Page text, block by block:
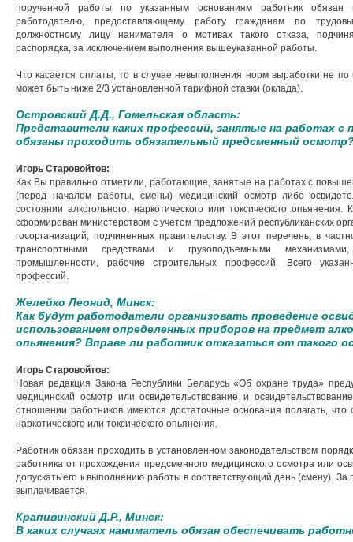
порученной работы по указанным основаниям работник обязан
работодателю, предоставляющему работу гражданам по
должностному лицу нанимателя о мотивах такого отказа,
распорядка, за исключением выполнения вышеуказанной работы.
Что касается оплаты, то в случае невыполнения норм выработки не
может быть ниже 2/3 установленной тарифной ставки (оклада).
Островский Д.Д., Гомельская область:
Представители каких профессий, занятые на работах
обязаны проходить обязательный предсменный
Игорь Старовойтов:
Как Вы правильно отметили, работающие, занятые на работах с
(перед началом работы, смены) медицинский осмотр либо
состоянии алкогольного, наркотического или токсического
сформирован министерством с учетом предложений республиканских
госорганизаций, подчиненных правительству. В этот перечень, в
транспортными средствами и грузоподъемными
промышленности, рабочие строительных профессий. Всего
профессий.
Желейко Леонид, Минск:
Как будут работодатели организовать проведение
использованием определенных приборов на предмет
опьянения? Вправе ли работник отказаться от такого
Игорь Старовойтов:
Новая редакция Закона Республики Беларусь «Об охране труда»
медицинский осмотр или освидетельствование и
отношении работников имеются достаточные основания полагать, что
наркотического или токсического опьянения.
Работник обязан проходить в установленном законодательством
работника от прохождения предсменного медицинского осмотра или
допускать его к выполнению работы в соответствующий день (смену).
выплачивается.
Крапивинский Д.Р., Минск:
В каких случаях наниматель обязан обеспечивать